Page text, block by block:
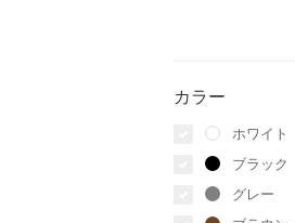
カラー
ホワイト
ブラック
グレー